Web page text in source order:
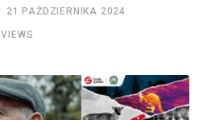
21 PAŹDZIERNIKA 2024
VIEWS